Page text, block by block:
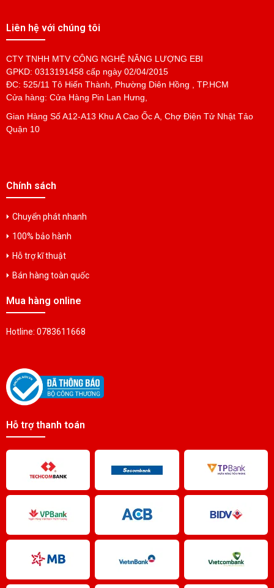
Liên hệ với chúng tôi
CTY TNHH MTV CÔNG NGHỆ NĂNG LƯỢNG EBI
GPKD: 0313191458 cấp ngày 02/04/2015
ĐC: 525/11 Tô Hiến Thành, Phường Diên Hồng , TP.HCM
Cửa hàng: Cửa Hàng Pin Lan Hưng,
Gian Hàng Số A12-A13 Khu A Cao Ốc A, Chợ Điện Tử Nhật Tảo
Quận 10
Chính sách
Chuyển phát nhanh
100% bảo hành
Hỗ trợ kĩ thuật
Bán hàng toàn quốc
Mua hàng online
Hotline: 0783611668
Hỗ trợ thanh toán